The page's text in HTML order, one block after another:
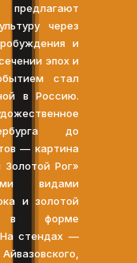
через
и
эпох и
стал
в Россию.
до
— картина
Рог»
видами
и золотой
в форме
На стендах —